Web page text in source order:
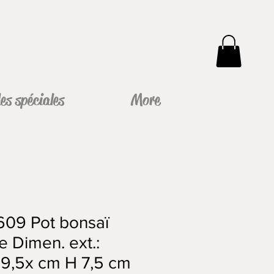
spéciales More
Pot bonsaï
Dimen. ext.:
cm H 7,5 cm